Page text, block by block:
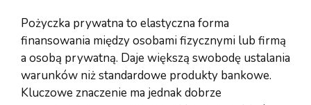
Pożyczka prywatna to elastyczna forma
finansowania między osobami fizycznymi lub firmą
a osobą prywatną. Daje większą swobodę ustalania
warunków niż standardowe produkty bankowe.
Kluczowe znaczenie ma jednak dobrze